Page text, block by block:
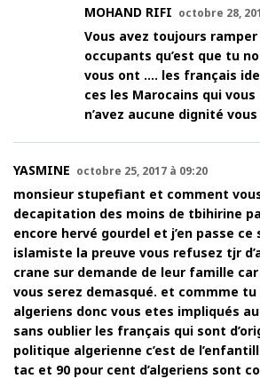
MOHAND RIFI octobre 28,
Vous avez toujours
occupants qu’est que tu
vous ont …. les français
ces les Marocains qui
n’avez aucune dignité
YASMINE octobre 25, 2017 à 09:20
monsieur stupefiant et comment
decapitation des moins de tbihirine
encore hervé gourdel et j’en passe ce
islamiste la preuve vous refusez tjr
crane sur demande de leur famille
vous serez demasqué. et commme tu
algeriens donc vous etes impliqués
sans oublier les français qui sont
politique algerienne c’est de
tac et 90 pour cent d’algeriens sont